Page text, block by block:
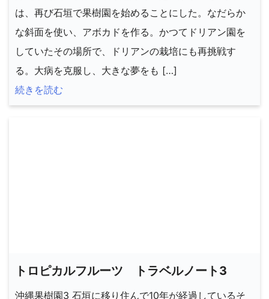
は、再び石垣で果樹園を始めることにした。なだらか
な斜面を使い、アボカドを作る。かつてドリアン園を
していたその場所で、ドリアンの栽培にも再挑戦す
る。大病を克服し、大きな夢をも […]
続きを読む
トロピカルフルーツ トラベルノート3
沖縄果樹園3 石垣に移り住んで10年が経過しているそ